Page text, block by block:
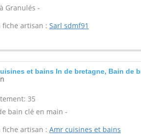
Granulés -
fiche artisan : Sarl sdmf91
et bains In de bretagne, Bain de
35
bain clé en main -
fiche artisan : Amr cuisines et bains